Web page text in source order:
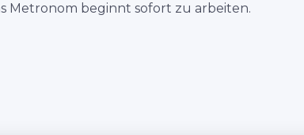
Metronom beginnt sofort zu arbeiten.